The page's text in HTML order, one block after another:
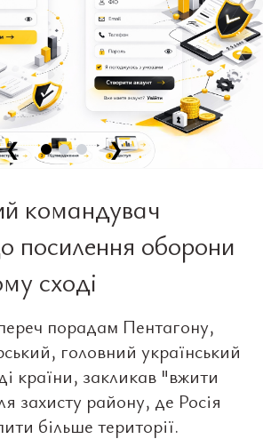
❮ ❯
командувач
посилення оборони
сході
порадам Пентагону,
головний український
країни, закликав "вжити
захисту району, де Росія
більше території.